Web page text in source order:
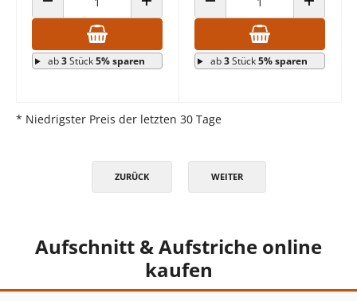
ANZAHL VERRINGERN ANZAHL ERHÖHEN
ab3Stück5% sparen
ANZAHL VERRINGERN ANZAHL
ab3Stück5% sparen
* Niedrigster Preis der letzten 30 Tage
ZURÜCK WEITER
Aufschnitt & Aufstriche online
kaufen